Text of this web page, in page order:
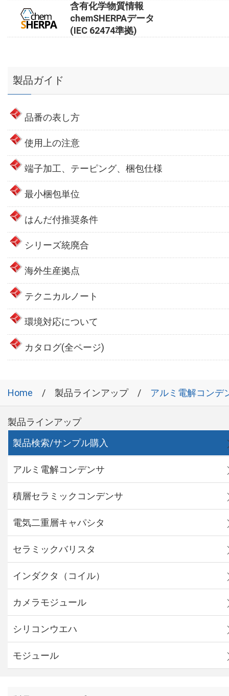
含有化学物質情報
chemSHERPAデータ
(IEC 62474準拠)
製品ガイド
品番の表し方
使用上の注意
端子加工、テーピング、梱包仕様
最小梱包単位
はんだ付推奨条件
シリーズ統廃合
海外生産拠点
テクニカルノート
環境対応について
カタログ(全ページ)
Home 製品ラインアップ アルミ電解コンデ
製品ラインアップ
製品検索/サンプル購入
アルミ電解コンデンサ
積層セラミックコンデンサ
電気二重層キャパシタ
セラミックバリスタ
インダクタ（コイル）
カメラモジュール
シリコンウエハ
モジュール